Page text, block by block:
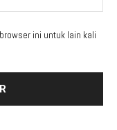
ini untuk lain kali